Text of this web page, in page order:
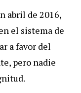
abril de 2016,
el sistema de
afavor del
, pero nadie
.